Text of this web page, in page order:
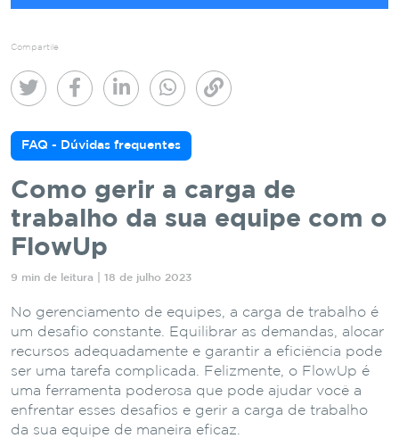
Compartile
FAQ - Dúvidas frequentes
Como gerir a carga de
trabalho da sua equipe com o
FlowUp
9 min de leitura | 18 de julho 2023
No gerenciamento de equipes, a carga de trabalho é
um desafio constante. Equilibrar as demandas, alocar
recursos adequadamente e garantir a eficiência pode
ser uma tarefa complicada. Felizmente, o FlowUp é
uma ferramenta poderosa que pode ajudar você a
enfrentar esses desafios e gerir a carga de trabalho
da sua equipe de maneira eficaz.